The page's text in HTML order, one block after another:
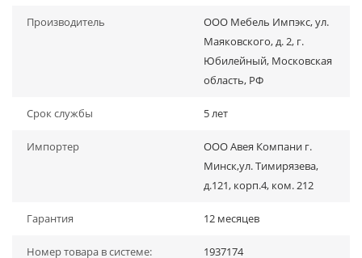
Производитель
ООО Мебель Импэкс, ул.
Маяковского, д. 2, г.
Юбилейный, Московская
область, РФ
Срок службы 5 лет
Импортер
ООО Авея Компани г.
Минск,ул. Тимирязева,
д.121, корп.4, ком. 212
Гарантия 12 месяцев
Номер товара в системе: 1937174